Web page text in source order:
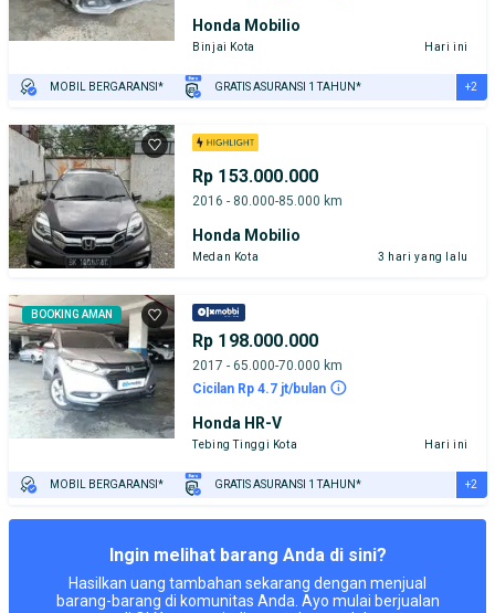
Honda Mobilio
Binjai Kota Hari ini
MOBIL BERGARANSI* GRATIS ASURANSI 1 TAHUN* +2
Rp 153.000.000
2016 - 80.000-85.000 km
Honda Mobilio
Medan Kota 3 hari yang lalu
BOOKING AMAN
Rp 198.000.000
2017 - 65.000-70.000 km
Cicilan Rp 4.7 jt/bulan
Honda HR-V
Tebing Tinggi Kota Hari ini
MOBIL BERGARANSI* GRATIS ASURANSI 1 TAHUN* +2
Ingin melihat barang Anda di sini?
Hasilkan uang tambahan sekarang dengan menjual
barang-barang di komunitas Anda. Ayo mulai berjualan